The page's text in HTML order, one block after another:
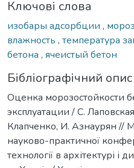
Ключові слова
изобары адсорбции ,
влажность , температура
бетона , ячеистый бетон
Бібліографічний опис
Оценка морозостойкости
эксплуатации / С.
Клапченко, И. Азнаурян //
науково-практичної
технології в архітектурі